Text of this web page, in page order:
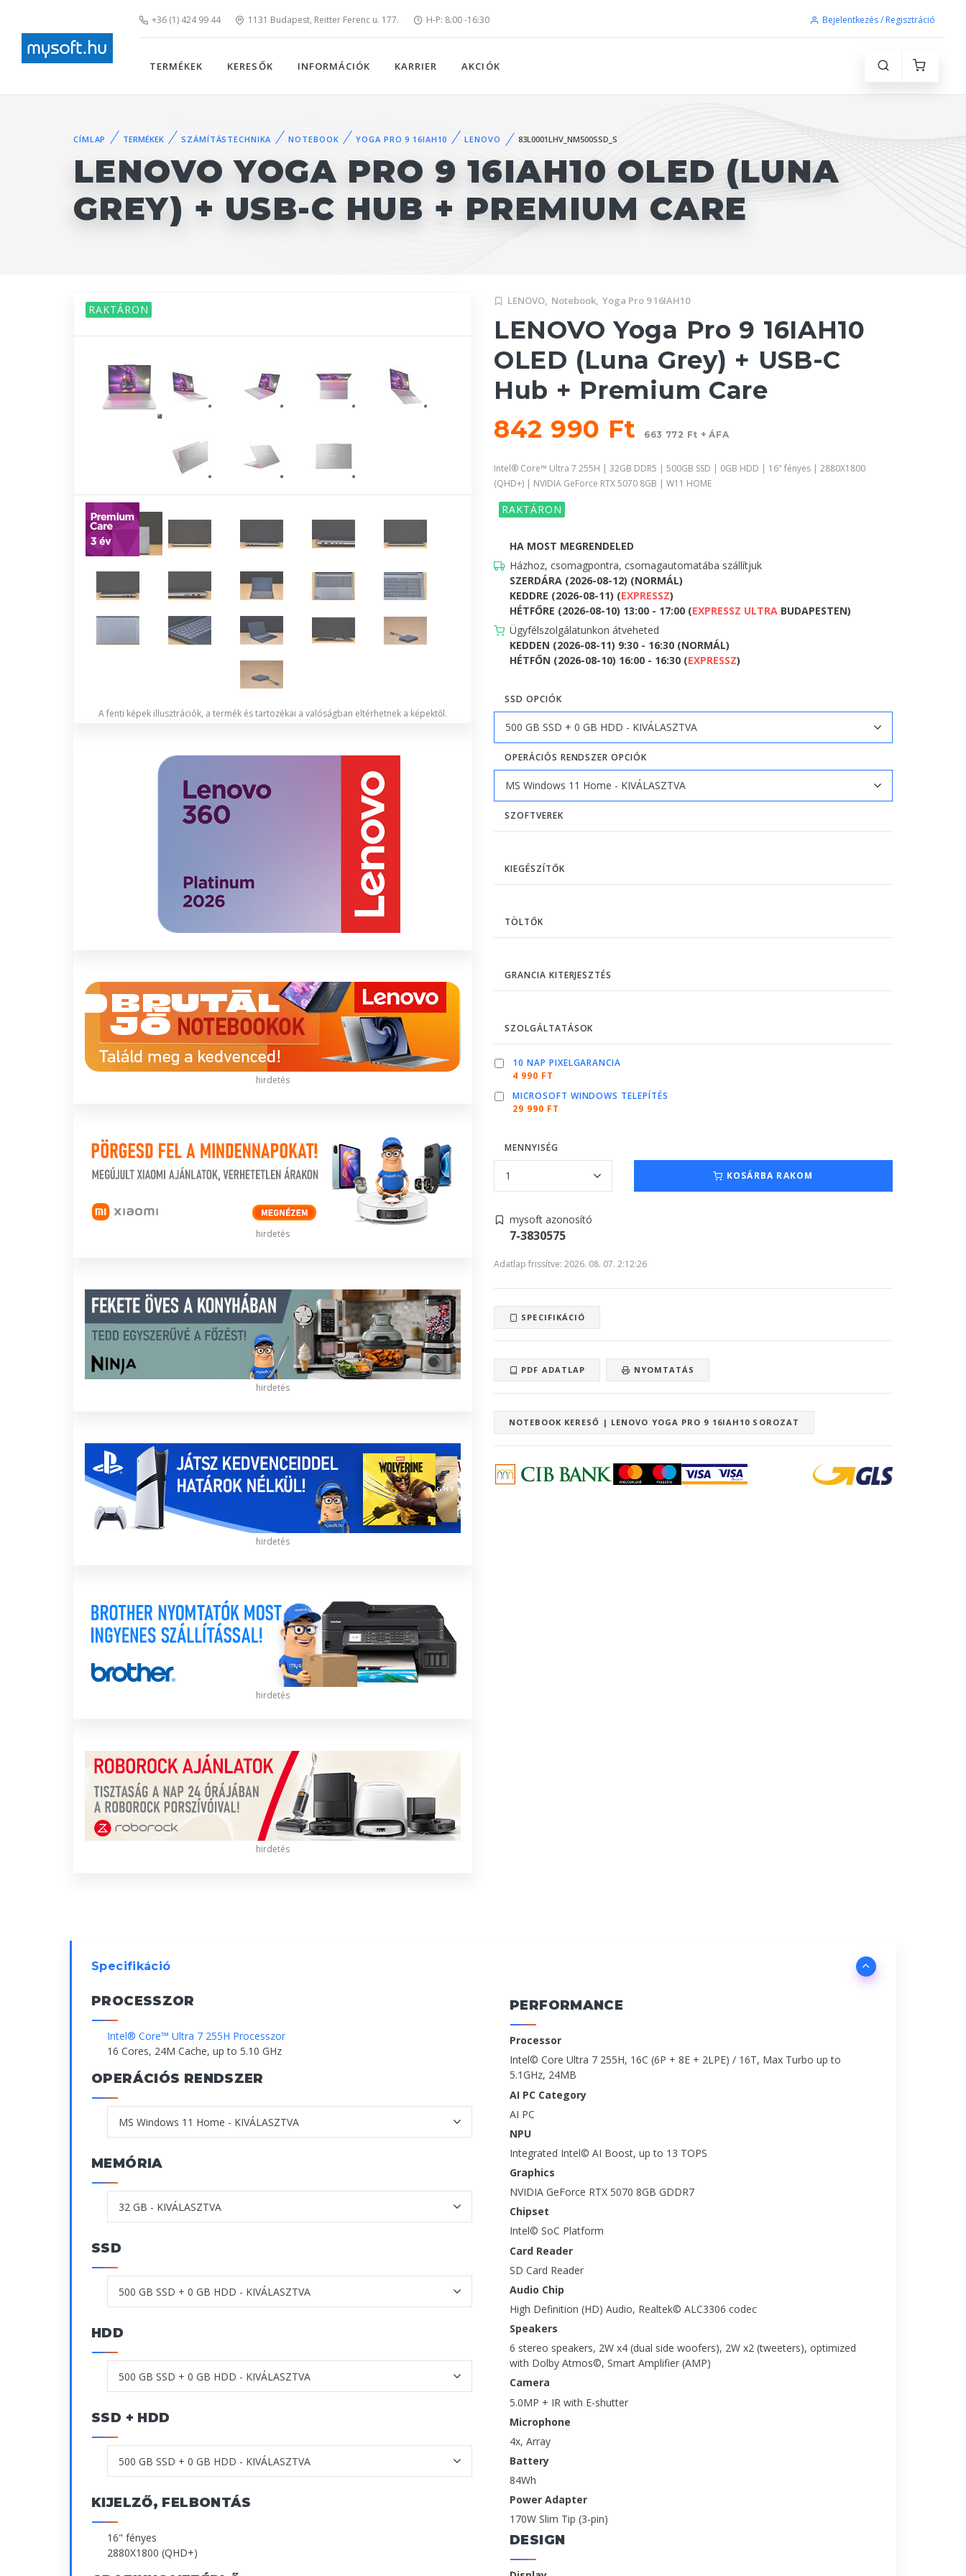
+36 (1) 424 99 44 1131 Budapest, Reitter Ferenc u. 177. H-P: 8:00 -16:30 Bejelentkezés / Regisztráció
TERMÉKEK KERESŐK INFORMÁCIÓK KARRIER AKCIÓK
CÍMLAP TERMÉKEK SZÁMÍTÁSTECHNIKA NOTEBOOK YOGA PRO 9 16IAH10 LENOVO 83L0001LHV_NM500SSD_S
LENOVO YOGA PRO 9 16IAH10 OLED (LUNA
GREY) + USB-C HUB + PREMIUM CARE
RAKTÁRON
A fenti képek illusztrációk, a termék és tartozékai a valóságban eltérhetnek a képektől.
hirdetés
hirdetés
hirdetés
hirdetés
hirdetés
hirdetés
LENOVO, Notebook, Yoga Pro 9 16IAH10
LENOVO Yoga Pro 9 16IAH10
OLED (Luna Grey) + USB-C
Hub + Premium Care
842 990 Ft
663 772 Ft + ÁFA
Intel® Core™ Ultra 7 255H | 32GB DDR5 | 500GB SSD | 0GB HDD | 16" fényes | 2880X1800
(QHD+) | NVIDIA GeForce RTX 5070 8GB | W11 HOME
RAKTÁRON
HA MOST MEGRENDELED
Házhoz, csomagpontra, csomagautomatába szállítjuk
SZERDÁRA (2026-08-12) (NORMÁL)
KEDDRE (2026-08-11) (EXPRESSZ)
HÉTFŐRE (2026-08-10) 13:00 - 17:00 (EXPRESSZ ULTRA BUDAPESTEN)
Ügyfélszolgálatunkon átveheted
KEDDEN (2026-08-11) 9:30 - 16:30 (NORMÁL)
HÉTFŐN (2026-08-10) 16:00 - 16:30 (EXPRESSZ)
SSD OPCIÓK
OPERÁCIÓS RENDSZER OPCIÓK
SZOFTVEREK
KIEGÉSZÍTŐK
TÖLTŐK
GRANCIA KITERJESZTÉS
SZOLGÁLTATÁSOK
10 NAP PIXELGARANCIA
4 990 FT
MICROSOFT WINDOWS TELEPÍTÉS
29 990 FT
MENNYISÉG
KOSÁRBA RAKOM
mysoft azonosító
7-3830575
Adatlap frissítve: 2026. 08. 07. 2:12:26
SPECIFIKÁCIÓ
PDF ADATLAP NYOMTATÁS
NOTEBOOK KERESŐ | LENOVO YOGA PRO 9 16IAH10 SOROZAT
Specifikáció
PROCESSZOR
Intel® Core™ Ultra 7 255H Processzor
16 Cores, 24M Cache, up to 5.10 GHz
OPERÁCIÓS RENDSZER
MEMÓRIA
SSD
HDD
SSD + HDD
KIJELZŐ, FELBONTÁS
16" fényes
2880X1800 (QHD+)
PERFORMANCE
Processor
Intel© Core Ultra 7 255H, 16C (6P + 8E + 2LPE) / 16T, Max Turbo up to
5.1GHz, 24MB
AI PC Category
AI PC
NPU
Integrated Intel© AI Boost, up to 13 TOPS
Graphics
NVIDIA GeForce RTX 5070 8GB GDDR7
Chipset
Intel© SoC Platform
Card Reader
SD Card Reader
Audio Chip
High Definition (HD) Audio, Realtek© ALC3306 codec
Speakers
6 stereo speakers, 2W x4 (dual side woofers), 2W x2 (tweeters), optimized
with Dolby Atmos©, Smart Amplifier (AMP)
Camera
5.0MP + IR with E-shutter
Microphone
4x, Array
Battery
84Wh
Power Adapter
170W Slim Tip (3-pin)
DESIGN